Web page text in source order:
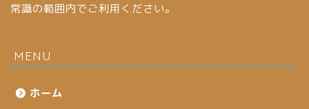
常識の範囲内でご利用ください。
MENU
ホーム